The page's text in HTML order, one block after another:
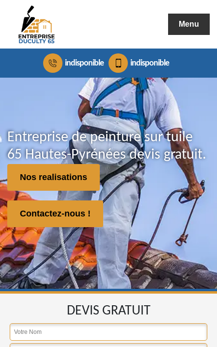
Menu
indisponible indisponible
Entreprise de peinture sur tuile
65 Hautes-Pyrénées devis gratuit.
Nos realisations
Contactez-nous !
DEVIS GRATUIT